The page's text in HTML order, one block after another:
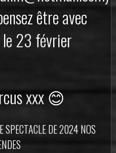
être avec
le 23 février
xxx 😊
SPECTACLE DE 2024 NOS